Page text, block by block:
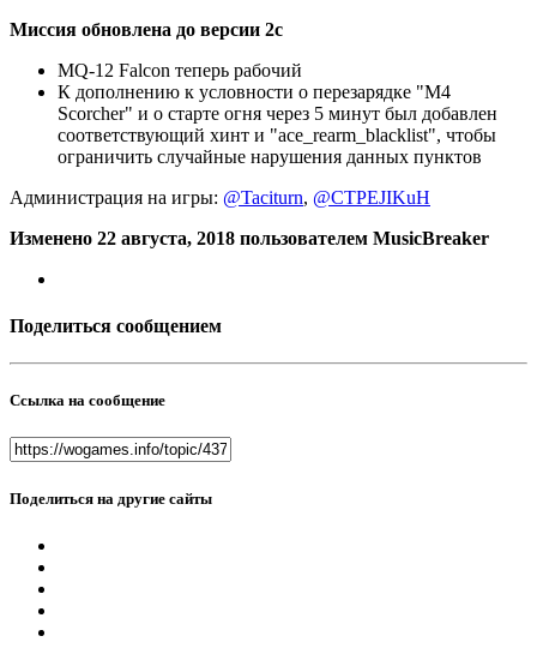
Миссия обновлена до версии 2c
MQ-12 Falcon теперь рабочий
К дополнению к условности о перезарядке "M4
Scorcher" и о старте огня через 5 минут был добавлен
соответствующий хинт и "ace_rearm_blacklist", чтобы
ограничить случайные нарушения данных пунктов
Администрация на игры: @Taciturn, @CTPEJIKuH
Изменено 22 августа, 2018 пользователем MusicBreaker
Поделиться сообщением
Ссылка на сообщение
Поделиться на другие сайты